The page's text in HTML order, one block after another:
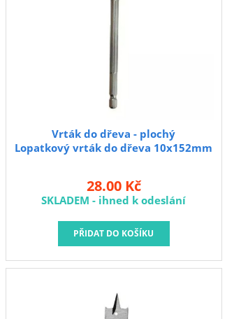
Lopatkový vrták do dřeva 10x152mm
Vrták do dřeva - plochý
28.00 Kč
SKLADEM - ihned k odeslání